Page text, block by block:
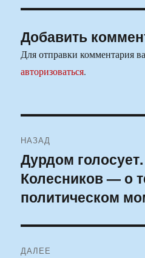
Добавить
Для отправки комментария
авторизоваться.
по
записям
НАЗАД
Предыдущая
запись:
Дурдом
Колесников — о
политическом
ДАЛЕЕ